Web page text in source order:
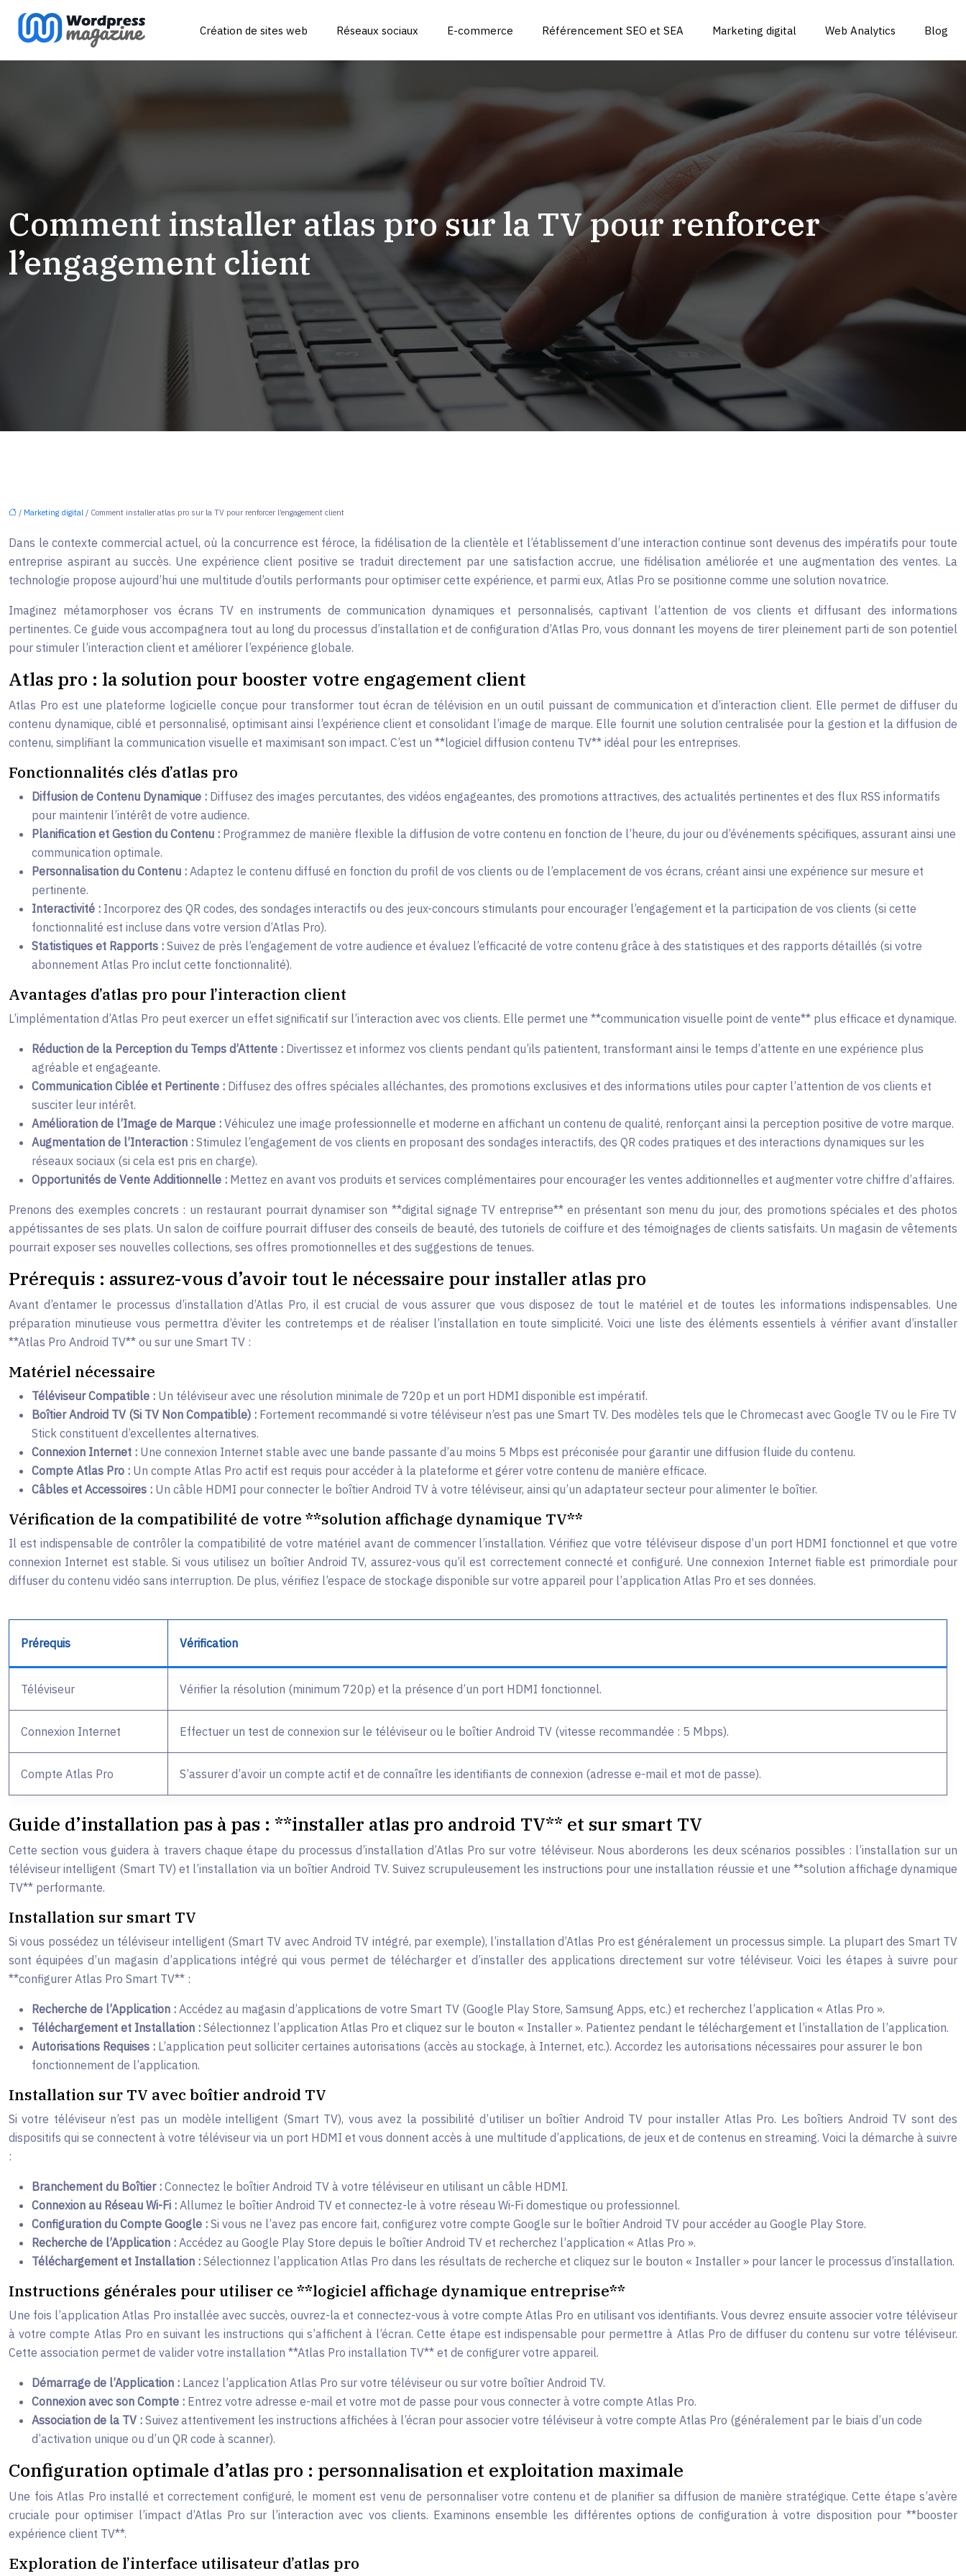
Création de sites web Réseaux sociaux E-commerce Référencement SEO et SEA Marketing digital Web Analytics Blog
Comment installer atlas pro sur la TV pour renforcer
l’engagement client
/ Marketing digital / Comment installer atlas pro sur la TV pour renforcer l’engagement client
Dans le contexte commercial actuel, où la concurrence est féroce, la fidélisation de la clientèle et l’établissement d’une interaction continue sont devenus des impératifs pour toute
entreprise aspirant au succès. Une expérience client positive se traduit directement par une satisfaction accrue, une fidélisation améliorée et une augmentation des ventes. La
technologie propose aujourd’hui une multitude d’outils performants pour optimiser cette expérience, et parmi eux, Atlas Pro se positionne comme une solution novatrice.
Imaginez métamorphoser vos écrans TV en instruments de communication dynamiques et personnalisés, captivant l’attention de vos clients et diffusant des informations
pertinentes. Ce guide vous accompagnera tout au long du processus d’installation et de configuration d’Atlas Pro, vous donnant les moyens de tirer pleinement parti de son potentiel
pour stimuler l’interaction client et améliorer l’expérience globale.
Atlas pro : la solution pour booster votre engagement client
Atlas Pro est une plateforme logicielle conçue pour transformer tout écran de télévision en un outil puissant de communication et d’interaction client. Elle permet de diffuser du
contenu dynamique, ciblé et personnalisé, optimisant ainsi l’expérience client et consolidant l’image de marque. Elle fournit une solution centralisée pour la gestion et la diffusion de
contenu, simplifiant la communication visuelle et maximisant son impact. C’est un **logiciel diffusion contenu TV** idéal pour les entreprises.
Fonctionnalités clés d’atlas pro
Diffusion de Contenu Dynamique : Diffusez des images percutantes, des vidéos engageantes, des promotions attractives, des actualités pertinentes et des flux RSS informatifs
pour maintenir l’intérêt de votre audience.
Planification et Gestion du Contenu : Programmez de manière flexible la diffusion de votre contenu en fonction de l’heure, du jour ou d’événements spécifiques, assurant ainsi une
communication optimale.
Personnalisation du Contenu : Adaptez le contenu diffusé en fonction du profil de vos clients ou de l’emplacement de vos écrans, créant ainsi une expérience sur mesure et
pertinente.
Interactivité : Incorporez des QR codes, des sondages interactifs ou des jeux-concours stimulants pour encourager l’engagement et la participation de vos clients (si cette
fonctionnalité est incluse dans votre version d’Atlas Pro).
Statistiques et Rapports : Suivez de près l’engagement de votre audience et évaluez l’efficacité de votre contenu grâce à des statistiques et des rapports détaillés (si votre
abonnement Atlas Pro inclut cette fonctionnalité).
Avantages d’atlas pro pour l’interaction client
L’implémentation d’Atlas Pro peut exercer un effet significatif sur l’interaction avec vos clients. Elle permet une **communication visuelle point de vente** plus efficace et dynamique.
Réduction de la Perception du Temps d’Attente : Divertissez et informez vos clients pendant qu’ils patientent, transformant ainsi le temps d’attente en une expérience plus
agréable et engageante.
Communication Ciblée et Pertinente : Diffusez des offres spéciales alléchantes, des promotions exclusives et des informations utiles pour capter l’attention de vos clients et
susciter leur intérêt.
Amélioration de l’Image de Marque : Véhiculez une image professionnelle et moderne en affichant un contenu de qualité, renforçant ainsi la perception positive de votre marque.
Augmentation de l’Interaction : Stimulez l’engagement de vos clients en proposant des sondages interactifs, des QR codes pratiques et des interactions dynamiques sur les
réseaux sociaux (si cela est pris en charge).
Opportunités de Vente Additionnelle : Mettez en avant vos produits et services complémentaires pour encourager les ventes additionnelles et augmenter votre chiffre d’affaires.
Prenons des exemples concrets : un restaurant pourrait dynamiser son **digital signage TV entreprise** en présentant son menu du jour, des promotions spéciales et des photos
appétissantes de ses plats. Un salon de coiffure pourrait diffuser des conseils de beauté, des tutoriels de coiffure et des témoignages de clients satisfaits. Un magasin de vêtements
pourrait exposer ses nouvelles collections, ses offres promotionnelles et des suggestions de tenues.
Prérequis : assurez-vous d’avoir tout le nécessaire pour installer atlas pro
Avant d’entamer le processus d’installation d’Atlas Pro, il est crucial de vous assurer que vous disposez de tout le matériel et de toutes les informations indispensables. Une
préparation minutieuse vous permettra d’éviter les contretemps et de réaliser l’installation en toute simplicité. Voici une liste des éléments essentiels à vérifier avant d’installer
**Atlas Pro Android TV** ou sur une Smart TV :
Matériel nécessaire
Téléviseur Compatible : Un téléviseur avec une résolution minimale de 720p et un port HDMI disponible est impératif.
Boîtier Android TV (Si TV Non Compatible) : Fortement recommandé si votre téléviseur n’est pas une Smart TV. Des modèles tels que le Chromecast avec Google TV ou le Fire TV
Stick constituent d’excellentes alternatives.
Connexion Internet : Une connexion Internet stable avec une bande passante d’au moins 5 Mbps est préconisée pour garantir une diffusion fluide du contenu.
Compte Atlas Pro : Un compte Atlas Pro actif est requis pour accéder à la plateforme et gérer votre contenu de manière efficace.
Câbles et Accessoires : Un câble HDMI pour connecter le boîtier Android TV à votre téléviseur, ainsi qu’un adaptateur secteur pour alimenter le boîtier.
Vérification de la compatibilité de votre **solution affichage dynamique TV**
Il est indispensable de contrôler la compatibilité de votre matériel avant de commencer l’installation. Vérifiez que votre téléviseur dispose d’un port HDMI fonctionnel et que votre
connexion Internet est stable. Si vous utilisez un boîtier Android TV, assurez-vous qu’il est correctement connecté et configuré. Une connexion Internet fiable est primordiale pour
diffuser du contenu vidéo sans interruption. De plus, vérifiez l’espace de stockage disponible sur votre appareil pour l’application Atlas Pro et ses données.
Prérequis Vérification
Téléviseur Vérifier la résolution (minimum 720p) et la présence d’un port HDMI fonctionnel.
Connexion Internet Effectuer un test de connexion sur le téléviseur ou le boîtier Android TV (vitesse recommandée : 5 Mbps).
Compte Atlas Pro S’assurer d’avoir un compte actif et de connaître les identifiants de connexion (adresse e-mail et mot de passe).
Guide d’installation pas à pas : **installer atlas pro android TV** et sur smart TV
Cette section vous guidera à travers chaque étape du processus d’installation d’Atlas Pro sur votre téléviseur. Nous aborderons les deux scénarios possibles : l’installation sur un
téléviseur intelligent (Smart TV) et l’installation via un boîtier Android TV. Suivez scrupuleusement les instructions pour une installation réussie et une **solution affichage dynamique
TV** performante.
Installation sur smart TV
Si vous possédez un téléviseur intelligent (Smart TV avec Android TV intégré, par exemple), l’installation d’Atlas Pro est généralement un processus simple. La plupart des Smart TV
sont équipées d’un magasin d’applications intégré qui vous permet de télécharger et d’installer des applications directement sur votre téléviseur. Voici les étapes à suivre pour
**configurer Atlas Pro Smart TV** :
Recherche de l’Application : Accédez au magasin d’applications de votre Smart TV (Google Play Store, Samsung Apps, etc.) et recherchez l’application « Atlas Pro ».
Téléchargement et Installation : Sélectionnez l’application Atlas Pro et cliquez sur le bouton « Installer ». Patientez pendant le téléchargement et l’installation de l’application.
Autorisations Requises : L’application peut solliciter certaines autorisations (accès au stockage, à Internet, etc.). Accordez les autorisations nécessaires pour assurer le bon
fonctionnement de l’application.
Installation sur TV avec boîtier android TV
Si votre téléviseur n’est pas un modèle intelligent (Smart TV), vous avez la possibilité d’utiliser un boîtier Android TV pour installer Atlas Pro. Les boîtiers Android TV sont des
dispositifs qui se connectent à votre téléviseur via un port HDMI et vous donnent accès à une multitude d’applications, de jeux et de contenus en streaming. Voici la démarche à suivre
:
Branchement du Boîtier : Connectez le boîtier Android TV à votre téléviseur en utilisant un câble HDMI.
Connexion au Réseau Wi-Fi : Allumez le boîtier Android TV et connectez-le à votre réseau Wi-Fi domestique ou professionnel.
Configuration du Compte Google : Si vous ne l’avez pas encore fait, configurez votre compte Google sur le boîtier Android TV pour accéder au Google Play Store.
Recherche de l’Application : Accédez au Google Play Store depuis le boîtier Android TV et recherchez l’application « Atlas Pro ».
Téléchargement et Installation : Sélectionnez l’application Atlas Pro dans les résultats de recherche et cliquez sur le bouton « Installer » pour lancer le processus d’installation.
Instructions générales pour utiliser ce **logiciel affichage dynamique entreprise**
Une fois l’application Atlas Pro installée avec succès, ouvrez-la et connectez-vous à votre compte Atlas Pro en utilisant vos identifiants. Vous devrez ensuite associer votre téléviseur
à votre compte Atlas Pro en suivant les instructions qui s’affichent à l’écran. Cette étape est indispensable pour permettre à Atlas Pro de diffuser du contenu sur votre téléviseur.
Cette association permet de valider votre installation **Atlas Pro installation TV** et de configurer votre appareil.
Démarrage de l’Application : Lancez l’application Atlas Pro sur votre téléviseur ou sur votre boîtier Android TV.
Connexion avec son Compte : Entrez votre adresse e-mail et votre mot de passe pour vous connecter à votre compte Atlas Pro.
Association de la TV : Suivez attentivement les instructions affichées à l’écran pour associer votre téléviseur à votre compte Atlas Pro (généralement par le biais d’un code
d’activation unique ou d’un QR code à scanner).
Configuration optimale d’atlas pro : personnalisation et exploitation maximale
Une fois Atlas Pro installé et correctement configuré, le moment est venu de personnaliser votre contenu et de planifier sa diffusion de manière stratégique. Cette étape s’avère
cruciale pour optimiser l’impact d’Atlas Pro sur l’interaction avec vos clients. Examinons ensemble les différentes options de configuration à votre disposition pour **booster
expérience client TV**.
Exploration de l’interface utilisateur d’atlas pro